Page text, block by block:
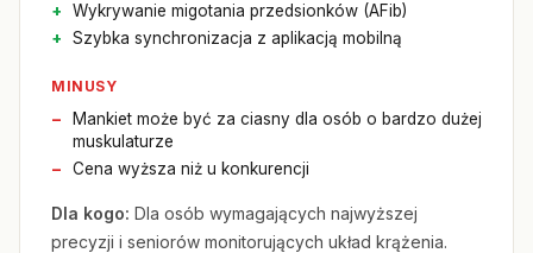
Wykrywanie migotania przedsionków (AFib)
Szybka synchronizacja z aplikacją mobilną
MINUSY
Mankiet może być za ciasny dla osób o bardzo dużej
muskulaturze
Cena wyższa niż u konkurencji
Dla kogo: Dla osób wymagających najwyższej
precyzji i seniorów monitorujących układ krążenia.